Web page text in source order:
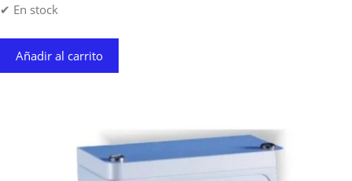
✔ En stock
Añadir al carrito